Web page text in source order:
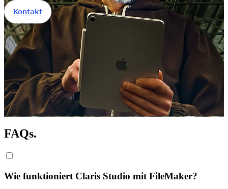
Kontakt
FAQs.
Wie funktioniert Claris Studio mit FileMaker?